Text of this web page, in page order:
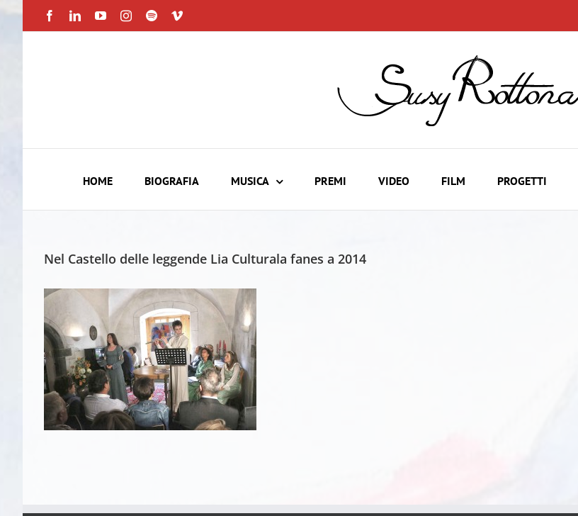
FacebookLinkedInYouTubeInstagram
SpotifyVimeo
HOME BIOGRAFIA MUSICA PREMI VIDEO FILM PROGETTI
Nel Castello delle leggende Lia Culturala fanes a 2014